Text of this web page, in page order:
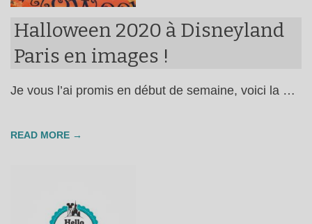
Halloween 2020 à Disneyland
Paris en images !
Je vous l’ai promis en début de semaine, voici la …
READ MORE →